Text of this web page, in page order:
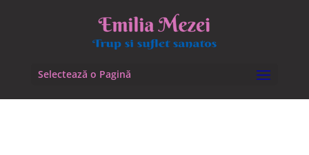
Selectează o Pagină